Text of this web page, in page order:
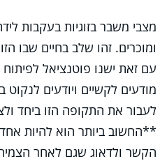
מצבי משבר בזוגיות בעקבות
ומוכרים. זהו שלב בחיים שבו
עם זאת ישנו פוטנציאל
מודעים לקשיים ויודעים לנקוט
לעבור את התקופה הזו ביחד
**החשוב ביותר הוא להיות
הקשר ולדאוג שגם לאחר